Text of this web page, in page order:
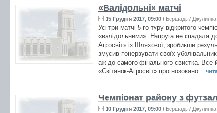
«Валідольні» матчі
15 Грудня 2017, 09:00 / Бершадь / Джулинка
Усі три матчі 5-го туру відкритого
«валідольними». Напруга не спадала
Агросвіт» із Шляхової, зробивши
змусив понервувати своїх
аж до самого фінального свистка.
«Світанок-Агросвіт» прогнозовано...
Чемпіонат району з
10 Грудня 2017, 09:00 / Бершадь / Джулинка